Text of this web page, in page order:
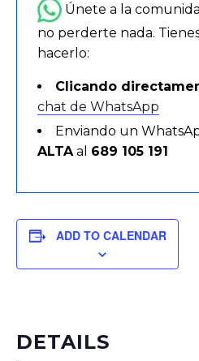
Únete a la
no perderte nada.
hacerlo:
Clicando
chat de WhatsApp
Enviando un
ALTAal 689 105 191
ADD TO CALENDAR
DETAILS